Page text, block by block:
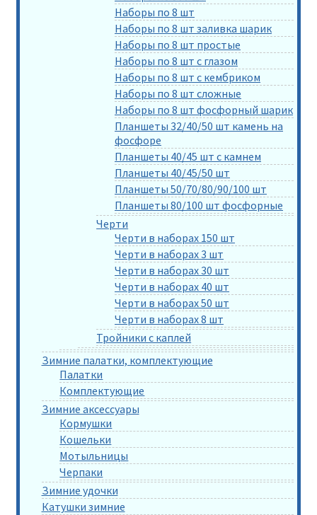
Наборы по 8 шт
Наборы по 8 шт заливка шарик
Наборы по 8 шт простые
Наборы по 8 шт с глазом
Наборы по 8 шт с кембриком
Наборы по 8 шт сложные
Наборы по 8 шт фосфорный шарик
Планшеты 32/40/50 шт камень на
фосфоре
Планшеты 40/45 шт с камнем
Планшеты 40/45/50 шт
Планшеты 50/70/80/90/100 шт
Планшеты 80/100 шт фосфорные
Черти
Черти в наборах 150 шт
Черти в наборах 3 шт
Черти в наборах 30 шт
Черти в наборах 40 шт
Черти в наборах 50 шт
Черти в наборах 8 шт
Тройники с каплей
Зимние палатки, комплектующие
Палатки
Комплектующие
Зимние аксессуары
Кормушки
Кошельки
Мотыльницы
Черпаки
Зимние удочки
Катушки зимние